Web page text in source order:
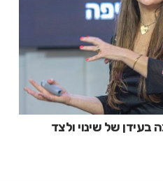
בעידן של שינוי ולצד